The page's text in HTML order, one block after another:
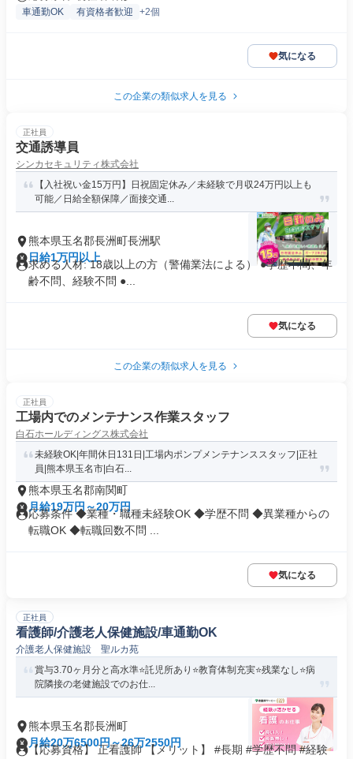
車通勤OK 有資格者歓迎 +2個
気になる
この企業の類似求人を見る
正社員
交通誘導員
シンカセキュリティ株式会社
【入社祝い金15万円】日祝固定休み／未経験で月収24万円以上も
可能／日給全額保障／面接交通...
熊本県玉名郡長洲町長洲駅
日給1万円以上
求める人材: 18歳以上の方（警備業法による） ●学歴不問、年
齢不問、経験不問 ●...
気になる
この企業の類似求人を見る
正社員
工場内でのメンテナンス作業スタッフ
白石ホールディングス株式会社
未経験OK|年間休日131日|工場内ポンプメンテナンススタッフ|正社
員|熊本県玉名市|白石...
熊本県玉名郡南関町
月給19万円～20万円
応募条件 ◆業種・職種未経験OK ◆学歴不問 ◆異業種からの
転職OK ◆転職回数不問 ...
気になる
正社員
看護師/介護老人保健施設/車通勤OK
介護老人保健施設 聖ルカ苑
賞与3.70ヶ月分と高水準⭐託児所あり⭐教育体制充実⭐残業なし⭐病
院隣接の老健施設でのお仕...
熊本県玉名郡長洲町
月給20万6500円～26万2550円
【応募資格】 正看護師 【メリット】 #長期 #学歴不問 #経験